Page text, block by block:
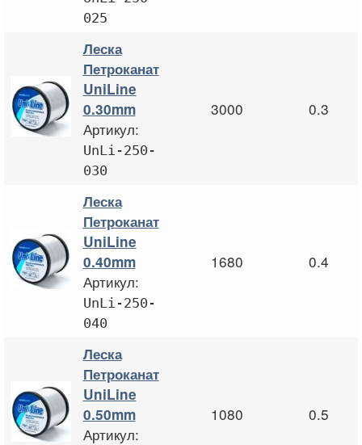
025
Леска
Петроканат
UniLine
0.30mm
Артикул:
UnLi-250-
030
3000 0.3
Леска
Петроканат
UniLine
0.40mm
Артикул:
UnLi-250-
040
1680 0.4
Леска
Петроканат
UniLine
0.50mm
Артикул:
1080 0.5